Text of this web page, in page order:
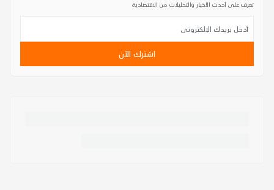
تعرف على أحدث الأخبار والتحليلات من الاقتصادية
اشترك الآن